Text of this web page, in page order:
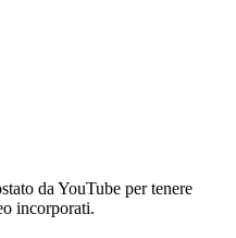
da YouTube per tenere
incorporati.